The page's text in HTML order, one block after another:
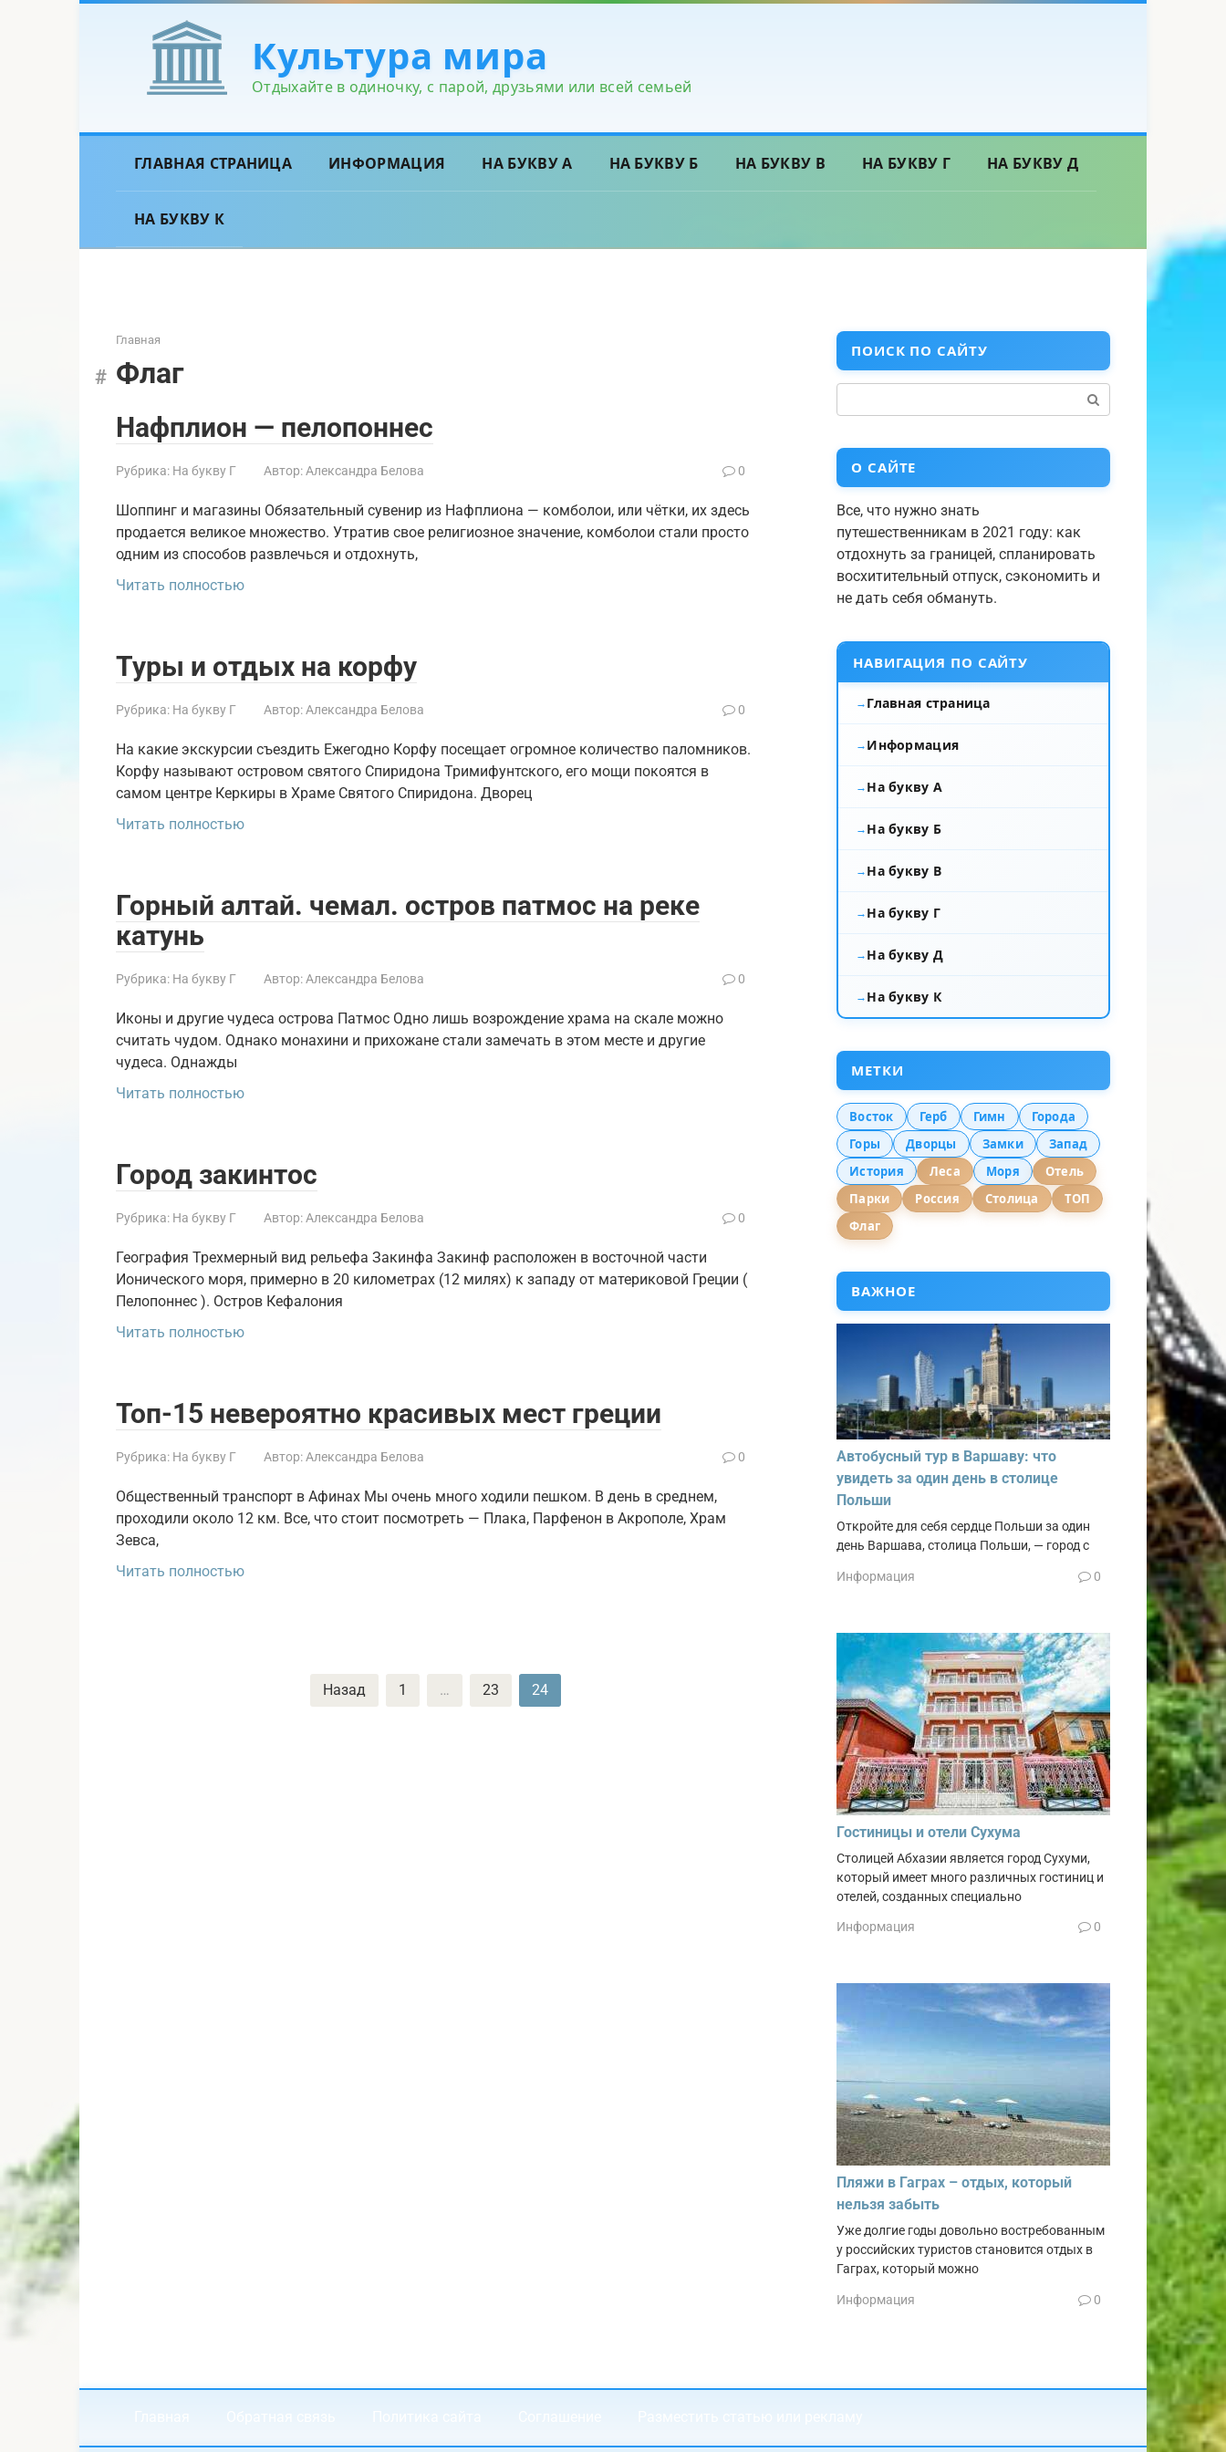
Культура мира
Отдыхайте в одиночку, с парой, друзьями или всей семьей
ГЛАВНАЯ СТРАНИЦА ИНФОРМАЦИЯ НА БУКВУ А НА БУКВУ Б НА БУКВУ В НА БУКВУ Г НА БУКВУ Д
НА БУКВУ К
Главная
Флаг
Нафплион — пелопоннес
Рубрика: На букву Г Автор: Александра Белова 0
Шоппинг и магазины Обязательный сувенир из Нафплиона — комболои, или чётки, их здесь
продается великое множество. Утратив свое религиозное значение, комболои стали просто
одним из способов развлечься и отдохнуть,
Читать полностью
Туры и отдых на корфу
Рубрика: На букву Г Автор: Александра Белова 0
На какие экскурсии съездить Ежегодно Корфу посещает огромное количество паломников.
Корфу называют островом святого Спиридона Тримифунтского, его мощи покоятся в
самом центре Керкиры в Храме Святого Спиридона. Дворец
Читать полностью
Горный алтай. чемал. остров патмос на реке
катунь
Рубрика: На букву Г Автор: Александра Белова 0
Иконы и другие чудеса острова Патмос Одно лишь возрождение храма на скале можно
считать чудом. Однако монахини и прихожане стали замечать в этом месте и другие
чудеса. Однажды
Читать полностью
Город закинтос
Рубрика: На букву Г Автор: Александра Белова 0
География Трехмерный вид рельефа Закинфа Закинф расположен в восточной части
Ионического моря, примерно в 20 километрах (12 милях) к западу от материковой Греции (
Пелопоннес ). Остров Кефалония
Читать полностью
Топ-15 невероятно красивых мест греции
Рубрика: На букву Г Автор: Александра Белова 0
Общественный транспорт в Афинах Мы очень много ходили пешком. В день в среднем,
проходили около 12 км. Все, что стоит посмотреть — Плака, Парфенон в Акрополе, Храм
Зевса,
Читать полностью
Назад 1 … 23 24
ПОИСК ПО САЙТУ
О САЙТЕ
Все, что нужно знать
путешественникам в 2021 году: как
отдохнуть за границей, спланировать
восхитительный отпуск, сэкономить и
не дать себя обмануть.
НАВИГАЦИЯ ПО САЙТУ
Главная страница
Информация
На букву А
На букву Б
На букву В
На букву Г
На букву Д
На букву К
МЕТКИ
Восток Герб Гимн
Города
Горы
Дворцы Замки
Запад
История
Леса Моря
Отель
Парки
Россия Столица
ТОП
Флаг
ВАЖНОЕ
Автобусный тур в Варшаву: что
увидеть за один день в столице
Польши
Откройте для себя сердце Польши за один
день Варшава, столица Польши, — город с
Информация 0
Гостиницы и отели Сухума
Столицей Абхазии является город Сухуми,
который имеет много различных гостиниц и
отелей, созданных специально
Информация 0
Пляжи в Гаграх – отдых, который
нельзя забыть
Уже долгие годы довольно востребованным
у российских туристов становится отдых в
Гаграх, который можно
Информация 0